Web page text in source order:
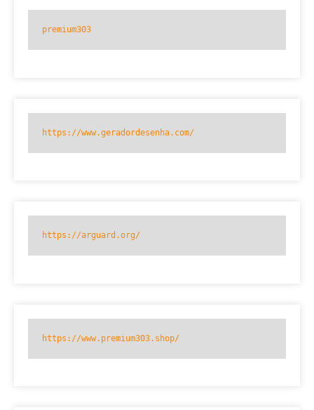
premium303
https://www.geradordesenha.com/
https://arguard.org/
https://www.premium303.shop/